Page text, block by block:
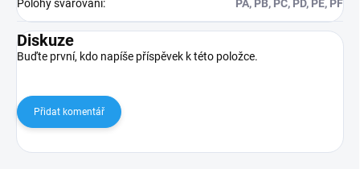
Polohy svařování: PA, PB, PC, PD, PE, PF
Diskuze
Buďte první, kdo napíše příspěvek k této položce.
Přidat komentář